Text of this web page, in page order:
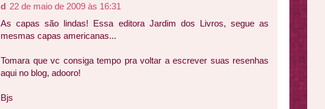
d 22 de maio de 2009 às 16:31
As capas são lindas! Essa editora Jardim dos Livros, segue as
mesmas capas americanas...
Tomara que vc consiga tempo pra voltar a escrever suas resenhas
aqui no blog, adooro!
Bjs